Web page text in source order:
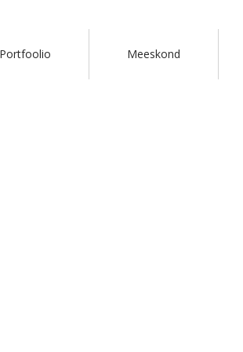
Portfoolio Meeskond